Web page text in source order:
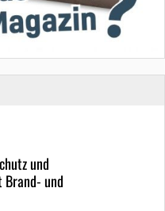
und
Brand- und